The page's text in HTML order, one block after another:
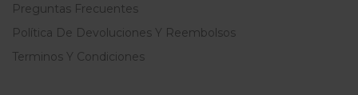
Preguntas Frecuentes
Política De Devoluciones Y Reembolsos
Terminos Y Condiciones